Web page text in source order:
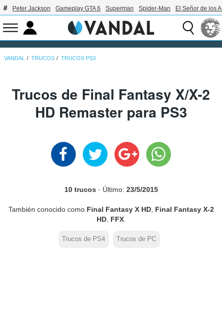
Peter Jackson Gameplay GTA 6 Superman Spider-Man El Señor de los
VANDAL TRUCOS TRUCOS PS3
Trucos de Final Fantasy X/X-2
HD Remaster para PS3
10 trucos · Último: 23/5/2015
También conocido como Final Fantasy X HD, Final Fantasy X-2
HD, FFX.
Trucos de PS4 Trucos de PC